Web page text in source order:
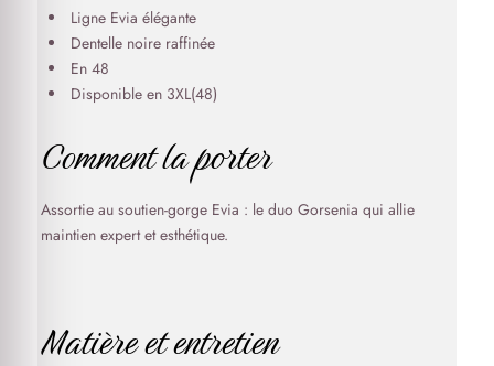
Ligne Evia élégante
Dentelle noire raffinée
En 48
Disponible en 3XL(48)
Comment la porter
Assortie au soutien-gorge Evia : le duo Gorsenia qui allie
maintien expert et esthétique.
Matière et entretien